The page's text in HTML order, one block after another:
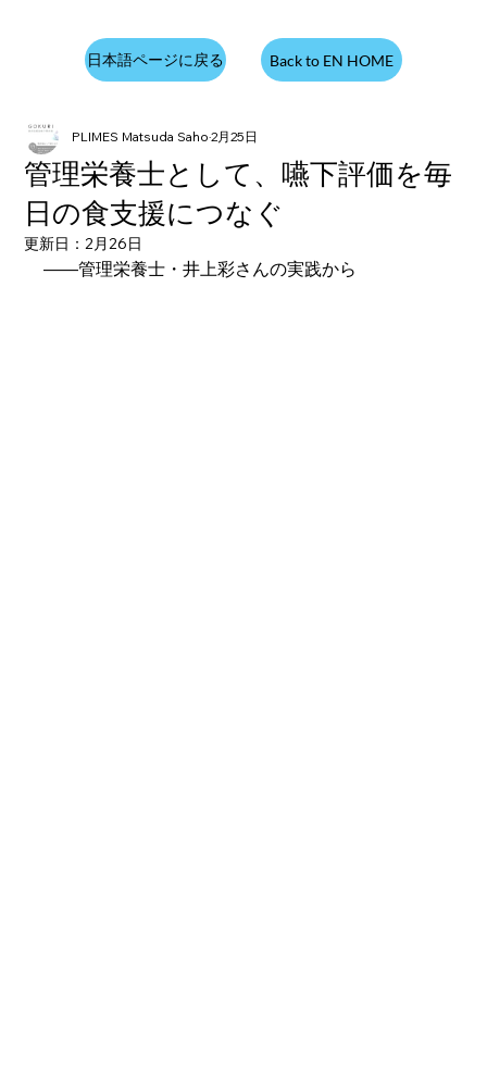
日本語ページに戻る Back to EN HOME
管理栄養士として、嚥下評価を毎
日の食支援につなぐ
PLIMES Matsuda Saho2月25日
更新日：2月26日
——管理栄養士・井上彩さんの実践から